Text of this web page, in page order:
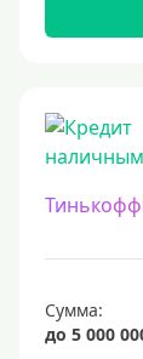
20 млн
30
35000000
100
Сумма:
до 5 000